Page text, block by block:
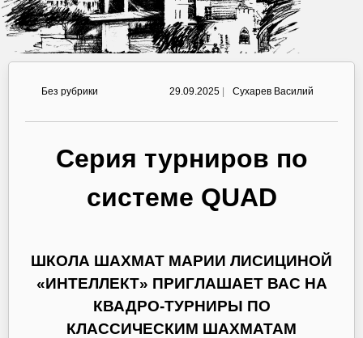
Без рубрики 29.09.2025 Сухарев Василий
Серия турниров по
системе QUAD
ШКОЛА ШАХМАТ МАРИИ ЛИСИЦИНОЙ
«ИНТЕЛЛЕКТ» ПРИГЛАШАЕТ ВАС НА
КВАДРО-ТУРНИРЫ ПО
КЛАССИЧЕСКИМ ШАХМАТАМ